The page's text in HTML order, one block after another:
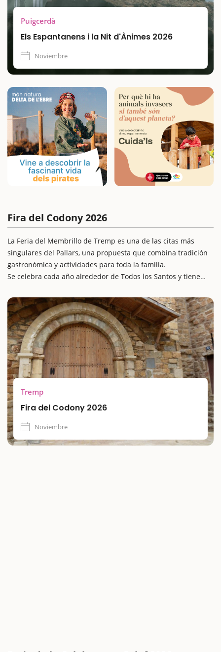
Puigcerdà
Els Espantanens i la Nit d'Ànimes 2026
Noviembre
Fira del Codony 2026
La Feria del Membrillo de Tremp es una de las citas más
singulares del Pallars, una propuesta que combina tradición
gastronómica y actividades para toda la familia.
Se celebra cada año alrededor de Todos los Santos y tiene
típica de la zona que conserva la memoria culinaria de las
amas de casa del Pallars. Además, la feria incluye concursos,
catas y actividades lúdicas que la convierten en una escapada
ideal con niños. Con más de 70 expositores, la Feria del
Codony apuesta por la promoción de la cultura, la identidad y
el comercio local.
Tremp
Fira del Codony 2026
Noviembre